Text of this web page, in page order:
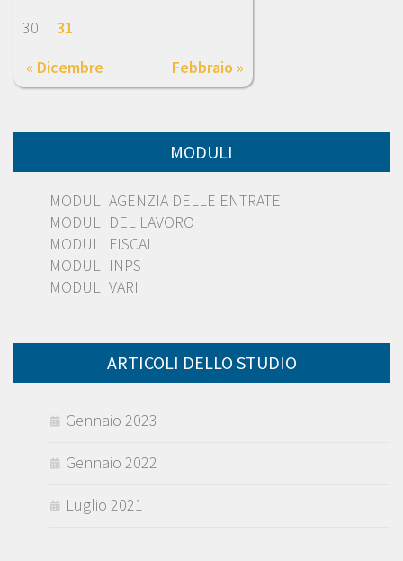
« Dicembre Febbraio »
30
31
MODULI
MODULI AGENZIA DELLE ENTRATE
MODULI DEL LAVORO
MODULI FISCALI
MODULI INPS
MODULI VARI
ARTICOLI DELLO STUDIO
Gennaio 2023
Gennaio 2022
Luglio 2021